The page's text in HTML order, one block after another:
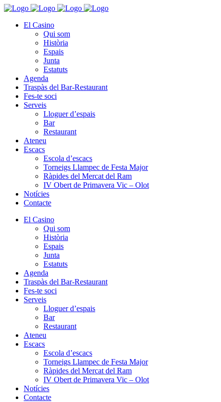
El Casino
Qui som
Història
Espais
Junta
Estatuts
Agenda
Traspàs del Bar-Restaurant
Fes-te soci
Serveis
Lloguer d’espais
Bar
Restaurant
Ateneu
Escacs
Escola d’escacs
Torneigs Llampec de Festa Major
Ràpides del Mercat del Ram
IV Obert de Primavera Vic – Olot
Notícies
Contacte
El Casino
Qui som
Història
Espais
Junta
Estatuts
Agenda
Traspàs del Bar-Restaurant
Fes-te soci
Serveis
Lloguer d’espais
Bar
Restaurant
Ateneu
Escacs
Escola d’escacs
Torneigs Llampec de Festa Major
Ràpides del Mercat del Ram
IV Obert de Primavera Vic – Olot
Notícies
Contacte